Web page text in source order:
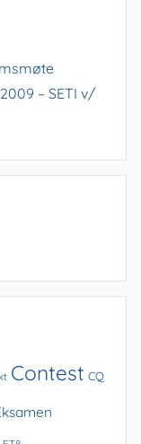
– SETI v/
Contest CQ